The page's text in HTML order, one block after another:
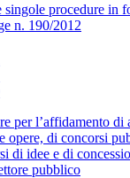
procedure in
n. 190/2012
per l’affidamento di
opere, di concorsi
di idee e di
pubblico